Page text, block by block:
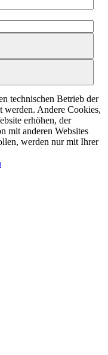
technischen Betrieb der
werden. Andere Cookies,
erhöhen, der
mit anderen Websites
werden nur mit Ihrer